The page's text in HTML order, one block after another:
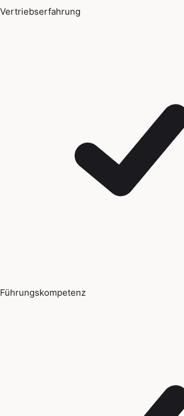
Vertriebserfahrung
Führungskompetenz